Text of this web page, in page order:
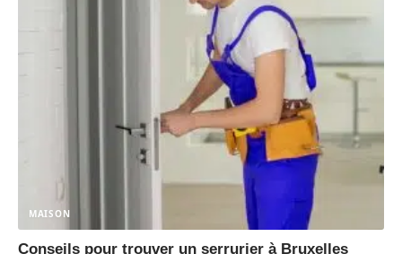
MAISON
Conseils pour trouver un serrurier à Bruxelles